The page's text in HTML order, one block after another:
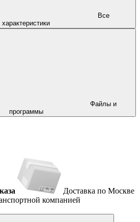
характеристики
программы
Доставка по Москве
компанией